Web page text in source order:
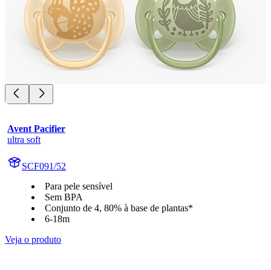
Avent Pacifier
ultra soft
SCF091/52
Para pele sensível
Sem BPA
Conjunto de 4, 80% à base de plantas*
6-18m
Veja o produto